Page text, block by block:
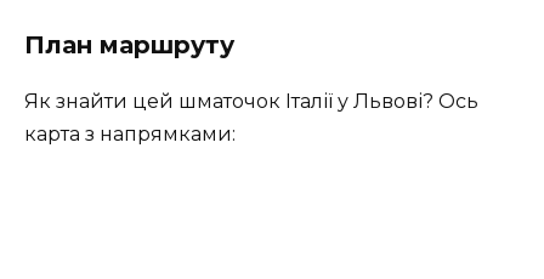
План маршруту
Як знайти цей шматочок Італії у Львові? Ось
карта з напрямками: